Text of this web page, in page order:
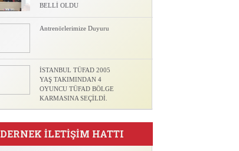
BELLİ OLDU
Antrenörlerimize Duyuru
İSTANBUL TÜFAD 2005
YAŞ TAKIMINDAN 4
OYUNCU TÜFAD BÖLGE
KARMASINA SEÇİLDİ.
DERNEK İLETİŞİM HATTI